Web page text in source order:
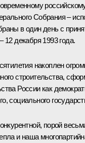
Собрания –
в один день с
12 декабря 1993 года.
накоплен
строительства,
России как
социального
порой
и наша